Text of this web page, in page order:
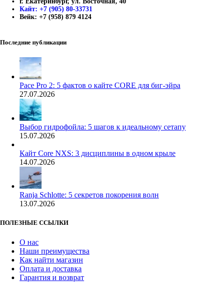
Кайт: +7 (905) 80-33731
Вейк: +7 (958) 879 4124
Последние публикации
Pace Pro 2: 5 фактов о кайте CORE для биг-эйра
27.07.2026
Выбор гидрофойла: 5 шагов к идеальному сетапу
15.07.2026
Кайт Core NXS: 3 дисциплины в одном крыле
14.07.2026
Ranja Schlotte: 5 секретов покорения волн
13.07.2026
ПОЛЕЗНЫЕ ССЫЛКИ
О нас
Наши преимущества
Как найти магазин
Оплата и доставка
Гарантия и возврат